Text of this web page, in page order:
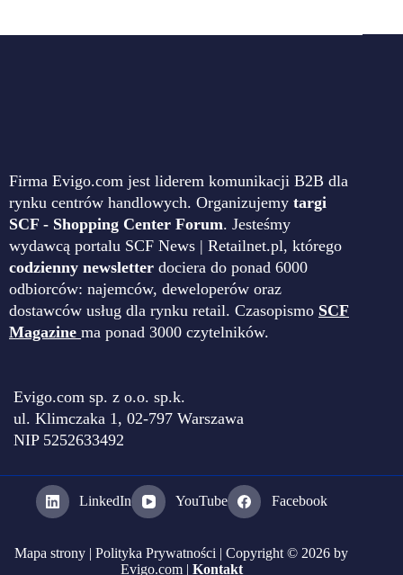
Firma Evigo.com jest liderem komunikacji B2B dla
rynku centrów handlowych. Organizujemy targi
SCF - Shopping Center Forum. Jesteśmy
wydawcą portalu SCF News | Retailnet.pl, którego
codzienny newsletter dociera do ponad 6000
odbiorców: najemców, deweloperów oraz
dostawców usług dla rynku retail. Czasopismo SCF
Magazine ma ponad 3000 czytelników.
Evigo.com sp. z o.o. sp.k.
ul. Klimczaka 1, 02-797 Warszawa
NIP 5252633492
LinkedIn YouTube Facebook
Mapa strony |Polityka Prywatności | Copyright © 2026 by
Evigo.com | Kontakt